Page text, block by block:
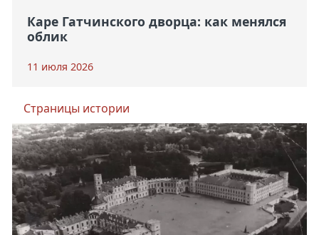
Каре Гатчинского дворца: как менялся
облик
11 июля 2026
Страницы истории